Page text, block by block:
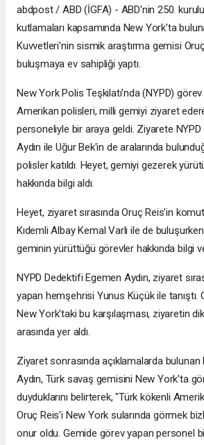
abdpost / ABD (İGFA) - ABD'nin 250.
kutlamaları kapsamında New York'ta
Kuvvetleri'nin sismik araştırma gemisi
buluşmaya ev sahipliği yaptı.
New York Polis Teşkilatı'nda (NYPD)
Amerikan polisleri, milli gemiyi ziyaret
personeliyle bir araya geldi. Ziyarete
Aydın ile Uğur Bek'in de aralarında
polisler katıldı. Heyet, gemiyi gezerek
hakkında bilgi aldı.
Heyet, ziyaret sırasında Oruç Reis'in
Kıdemli Albay Kemal Varlı ile de
geminin yürüttüğü görevler hakkında bilgi
NYPD Dedektifi Egemen Aydın, ziyaret
yapan hemşehrisi Yunus Küçük ile tanıştı.
New York'taki bu karşılaşması, ziyaretin
arasında yer aldı.
Ziyaret sonrasında açıklamalarda
Aydın, Türk savaş gemisini New York'ta
duyduklarını belirterek, "Türk kökenli
Oruç Reis'i New York sularında görmek
onur oldu. Gemide görev yapan personel